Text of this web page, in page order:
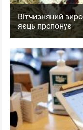
Вітчизняний
яєць пропонує